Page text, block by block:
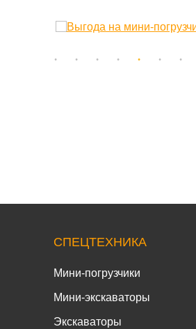
СПЕЦТЕХНИКА
Мини-погрузчики
Мини-экскаваторы
Экскаваторы